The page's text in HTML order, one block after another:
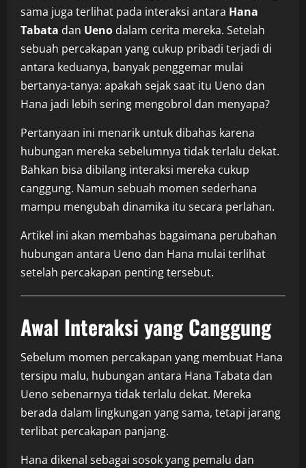
sama juga terlihat pada interaksi antara Hana
Tabata dan Ueno dalam cerita mereka. Setelah
sebuah percakapan yang cukup pribadi terjadi di
antara keduanya, banyak penggemar mulai
bertanya-tanya: apakah sejak saat itu Ueno dan
Hana jadi lebih sering mengobrol dan menyapa?
Pertanyaan ini menarik untuk dibahas karena
hubungan mereka sebelumnya tidak terlalu dekat.
Bahkan bisa dibilang interaksi mereka cukup
canggung. Namun sebuah momen sederhana
mampu mengubah dinamika itu secara perlahan.
Artikel ini akan membahas bagaimana perubahan
hubungan antara Ueno dan Hana mulai terlihat
setelah percakapan penting tersebut.
Awal Interaksi yang Canggung
Sebelum momen percakapan yang membuat Hana
tersipu malu, hubungan antara Hana Tabata dan
Ueno sebenarnya tidak terlalu dekat. Mereka
berada dalam lingkungan yang sama, tetapi jarang
terlibat percakapan panjang.
Hana dikenal sebagai sosok yang pemalu dan